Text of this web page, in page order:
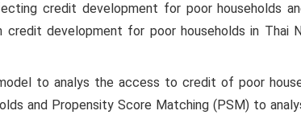
credit development for poor households
development for poor households in Thai
to analys the access to credit of poor
and Propensity Score Matching (PSM) to